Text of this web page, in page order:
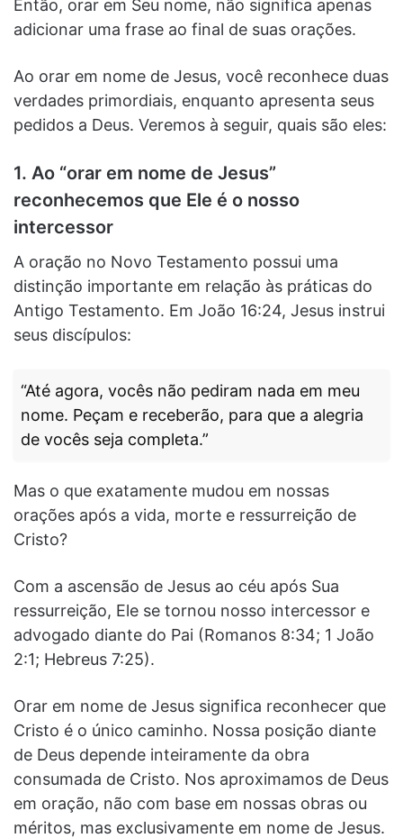
Então, orar em Seu nome, não significa apenas
adicionar uma frase ao final de suas orações.
Ao orar em nome de Jesus, você reconhece duas
verdades primordiais, enquanto apresenta seus
pedidos a Deus. Veremos à seguir, quais são eles:
1. Ao “orar em nome de Jesus”
reconhecemos que Ele é o nosso
intercessor
A oração no Novo Testamento possui uma
distinção importante em relação às práticas do
Antigo Testamento. Em João 16:24, Jesus instrui
seus discípulos:
“Até agora, vocês não pediram nada em meu
nome. Peçam e receberão, para que a alegria
de vocês seja completa.”
Mas o que exatamente mudou em nossas
orações após a vida, morte e ressurreição de
Cristo?
Com a ascensão de Jesus ao céu após Sua
ressurreição, Ele se tornou nosso intercessor e
advogado diante do Pai (Romanos 8:34; 1 João
2:1; Hebreus 7:25).
Orar em nome de Jesus significa reconhecer que
Cristo é o único caminho. Nossa posição diante
de Deus depende inteiramente da obra
consumada de Cristo. Nos aproximamos de Deus
em oração, não com base em nossas obras ou
méritos, mas exclusivamente em nome de Jesus.